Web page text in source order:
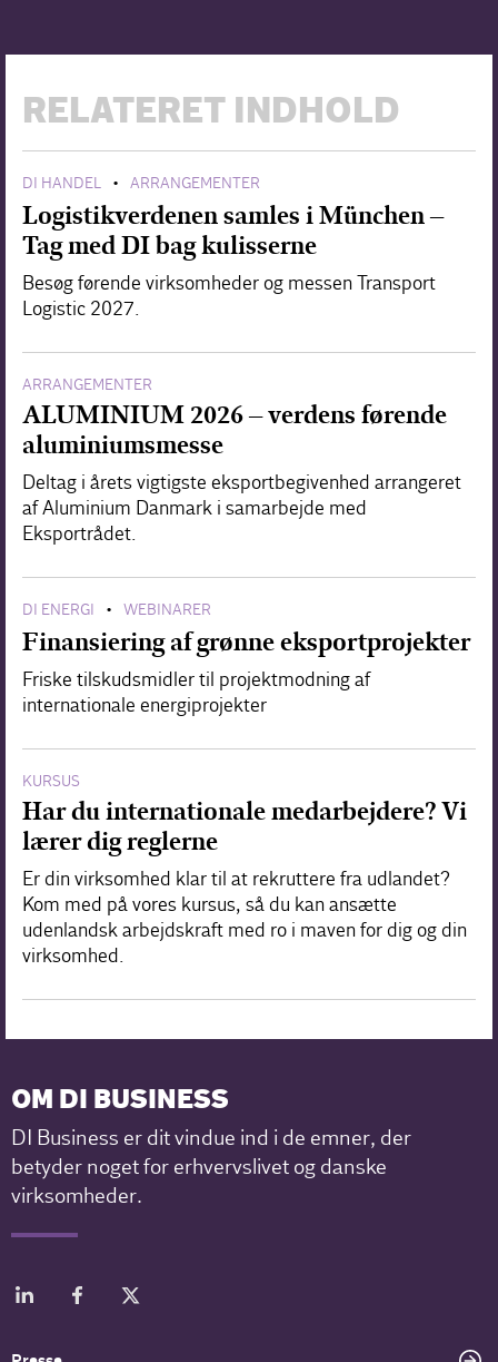
RELATERET INDHOLD
DI HANDEL • ARRANGEMENTER
Logistikverdenen samles i München –
Tag med DI bag kulisserne
Besøg førende virksomheder og messen Transport
Logistic 2027.
ARRANGEMENTER
ALUMINIUM 2026 – verdens førende
aluminiumsmesse
Deltag i årets vigtigste eksportbegivenhed arrangeret
af Aluminium Danmark i samarbejde med
Eksportrådet.
DI ENERGI • WEBINARER
Finansiering af grønne eksportprojekter
Friske tilskudsmidler til projektmodning af
internationale energiprojekter
KURSUS
Har du internationale medarbejdere? Vi
lærer dig reglerne
Er din virksomhed klar til at rekruttere fra udlandet?
Kom med på vores kursus, så du kan ansætte
udenlandsk arbejdskraft med ro i maven for dig og din
virksomhed.
OM DI BUSINESS
DI Business er dit vindue ind i de emner, der
betyder noget for erhvervslivet og danske
virksomheder.